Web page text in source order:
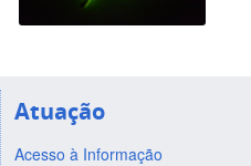
Atuação
Acesso à Informação